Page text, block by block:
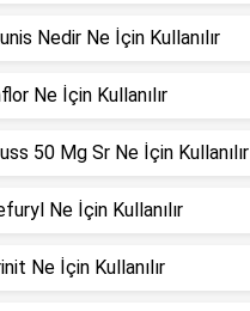
Nedir Ne İçin Kullanılır
Ne İçin Kullanılır
50 Mg Sr Ne İçin Kullanılır
Ne İçin Kullanılır
Ne İçin Kullanılır